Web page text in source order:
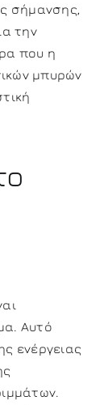
σήμανσης,
την
που η
μπυρών
Αυτό
ενέργειας